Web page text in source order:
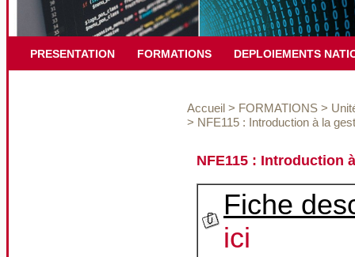
PRESENTATION FORMATIONS DEPLOIEMENTS
Accueil > FORMATIONS >
> NFE115 : Introduction à la
NFE115 : Introduction
Fiche
ici